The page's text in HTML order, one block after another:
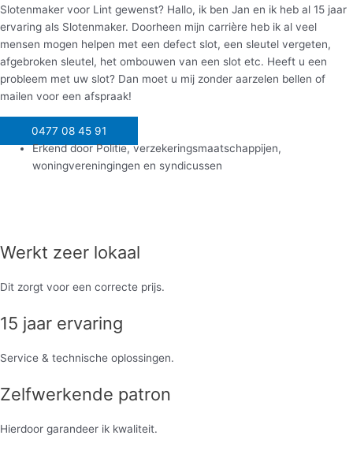
Slotenmaker voor Lint gewenst? Hallo, ik ben Jan en ik heb al 15 jaar
ervaring als Slotenmaker. Doorheen mijn carrière heb ik al veel
mensen mogen helpen met een defect slot, een sleutel vergeten,
afgebroken sleutel, het ombouwen van een slot etc. Heeft u een
probleem met uw slot? Dan moet u mij zonder aarzelen bellen of
mailen voor een afspraak!
0477 08 45 91
​Erkend door Politie, verzekeringsmaatschappijen,
woningvereningingen en syndicussen
Werkt zeer lokaal
Dit zorgt voor een correcte prijs.
15 jaar ervaring
Service & technische oplossingen.
Zelfwerkende patron
Hierdoor garandeer ik kwaliteit.